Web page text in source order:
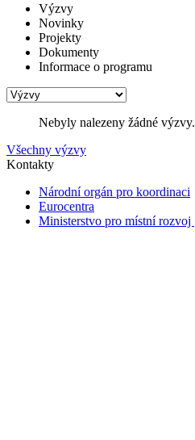
Výzvy
Novinky
Projekty
Dokumenty
Informace o programu
Nebyly nalezeny žádné výzvy.
Všechny výzvy
Kontakty
Národní orgán pro koordinaci
Eurocentra
Ministerstvo pro místní rozvoj